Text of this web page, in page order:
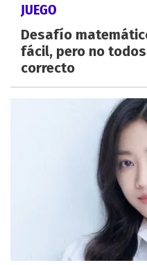
JUEGO
Desafío
fácil, pero no
correcto